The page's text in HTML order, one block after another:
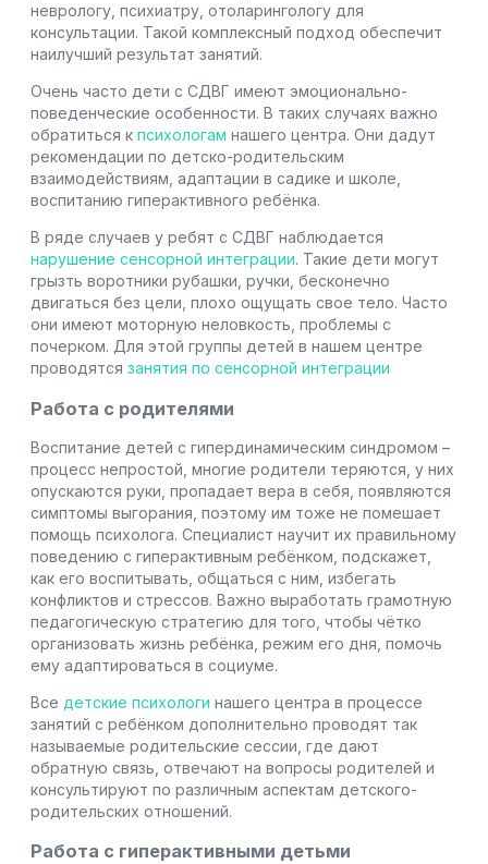
неврологу, психиатру, отоларингологу для
консультации. Такой комплексный подход обеспечит
наилучший результат занятий.
Очень часто дети с СДВГ имеют эмоционально-
поведенческие особенности. В таких случаях важно
обратиться к психологам нашего центра. Они дадут
рекомендации по детско-родительским
взаимодействиям, адаптации в садике и школе,
воспитанию гиперактивного ребёнка.
В ряде случаев у ребят с СДВГ наблюдается
нарушение сенсорной интеграции. Такие дети могут
грызть воротники рубашки, ручки, бесконечно
двигаться без цели, плохо ощущать свое тело. Часто
они имеют моторную неловкость, проблемы с
почерком. Для этой группы детей в нашем центре
проводятся занятия по сенсорной интеграции
Работа с родителями
Воспитание детей с гипердинамическим синдромом –
процесс непростой, многие родители теряются, у них
опускаются руки, пропадает вера в себя, появляются
симптомы выгорания, поэтому им тоже не помешает
помощь психолога. Специалист научит их правильному
поведению с гиперактивным ребёнком, подскажет,
как его воспитывать, общаться с ним, избегать
конфликтов и стрессов. Важно выработать грамотную
педагогическую стратегию для того, чтобы чётко
организовать жизнь ребёнка, режим его дня, помочь
ему адаптироваться в социуме.
Все детские психологи нашего центра в процессе
занятий с ребёнком дополнительно проводят так
называемые родительские сессии, где дают
обратную связь, отвечают на вопросы родителей и
консультируют по различным аспектам детского-
родительских отношений.
Работа с гиперактивными детьми